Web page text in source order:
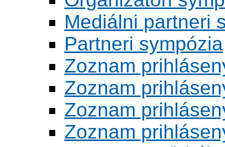
Mediálni partneri
Partneri sympózia
Zoznam
Zoznam
Zoznam
Zoznam